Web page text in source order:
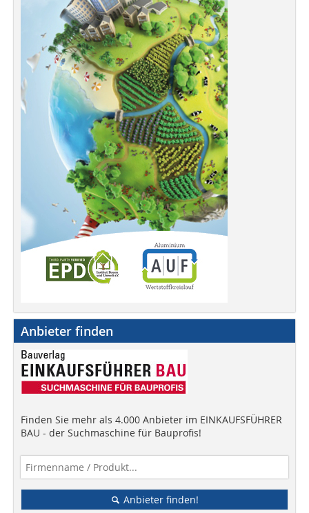
Anbieter finden
Finden Sie mehr als 4.000 Anbieter im EINKAUFSFÜHRER
BAU - der Suchmaschine für Bauprofis!
Anbieter finden!